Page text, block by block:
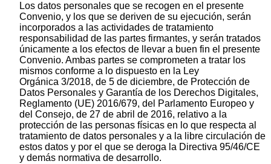
Los datos personales que se recogen en el presente
Convenio, y los que se deriven de su ejecución, serán
incorporados a las actividades de tratamiento
responsabilidad de las partes firmantes, y serán tratados
únicamente a los efectos de llevar a buen fin el presente
Convenio. Ambas partes se comprometen a tratar los
mismos conforme a lo dispuesto en la Ley
Orgánica 3/2018, de 5 de diciembre, de Protección de
Datos Personales y Garantía de los Derechos Digitales,
Reglamento (UE) 2016/679, del Parlamento Europeo y
del Consejo, de 27 de abril de 2016, relativo a la
protección de las personas físicas en lo que respecta al
tratamiento de datos personales y a la libre circulación de
estos datos y por el que se deroga la Directiva 95/46/CE
y demás normativa de desarrollo.